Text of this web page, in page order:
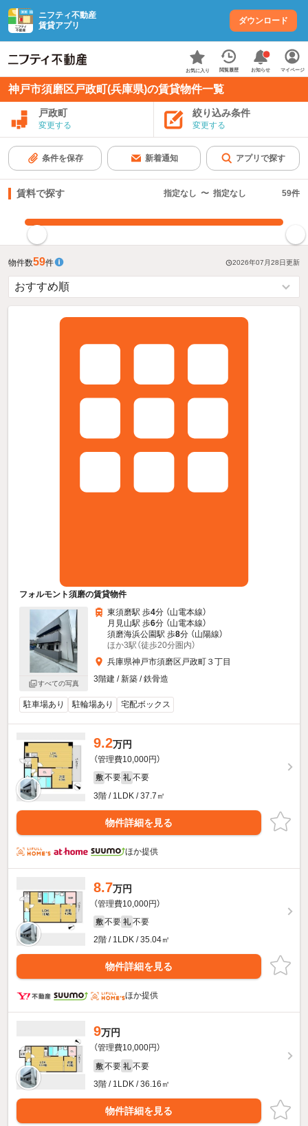
ニフティ不動産
賃貸アプリ
ダウンロード
お気に入り 閲覧履歴 お知らせ マイページ
神戸市須磨区戸政町(兵庫県)の賃貸物件一覧
戸政町
変更する
絞り込み条件
変更する
条件を保存 新着通知 アプリで探す
賃料で探す 指定なし 〜 指定なし 59件
物件数59件 2026年07月28日更新
フォルモント須磨の賃貸物件
すべての写真
東須磨駅 歩4分 （山電本線）
月見山駅 歩6分 （山電本線）
須磨海浜公園駅 歩8分 （山陽線）
ほか3駅（徒歩20分圏内）
兵庫県神戸市須磨区戸政町３丁目
3階建 / 新築 / 鉄骨造
駐車場あり 駐輪場あり 宅配ボックス
9.2万円
（管理費10,000円）
敷 不要 礼 不要
3階 / 1LDK / 37.7㎡
物件詳細を見る
ほか提供
8.7万円
（管理費10,000円）
敷 不要 礼 不要
2階 / 1LDK / 35.04㎡
物件詳細を見る
ほか提供
9万円
（管理費10,000円）
敷 不要 礼 不要
3階 / 1LDK / 36.16㎡
物件詳細を見る